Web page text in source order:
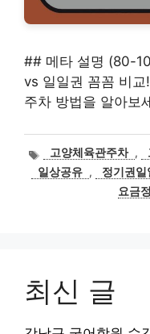
## 메타 설명 (80-
vs 일일권 꼼꼼 비
주차 방법을 알아보
태
그
고양체육관주차 ,
일상공유 , 정기권
요금
최신 글